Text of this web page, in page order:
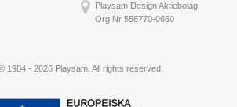
Playsam Design Aktiebolag
Org Nr 556770-0660
1984 - 2026 Playsam. All rights reserved.